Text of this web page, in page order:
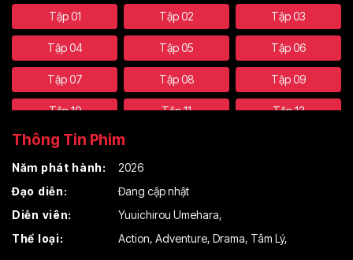
Tập 01 Tập 02 Tập 03
Tập 04 Tập 05 Tập 06
Tập 07 Tập 08 Tập 09
Tập 10 Tập 11 Tập 12
Thông Tin Phim
Năm phát hành:
2026
Đạo diễn:
Đang cập nhật
Diễn viên:
Yuuichirou Umehara,
Thể loại:
Action, Adventure, Drama, Tâm Lý,